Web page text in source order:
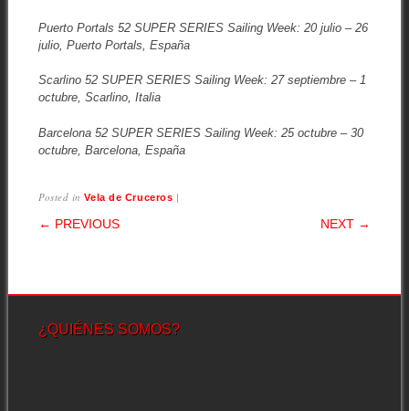
Puerto Portals 52 SUPER SERIES Sailing Week: 20 julio – 26
julio, Puerto Portals, España
Scarlino 52 SUPER SERIES Sailing Week: 27 septiembre – 1
octubre, Scarlino, Italia
Barcelona 52 SUPER SERIES Sailing Week: 25 octubre – 30
octubre, Barcelona, España
Posted inVela de Cruceros |
POST NAVIGATION
← PREVIOUS NEXT →
¿QUIÉNES SOMOS?